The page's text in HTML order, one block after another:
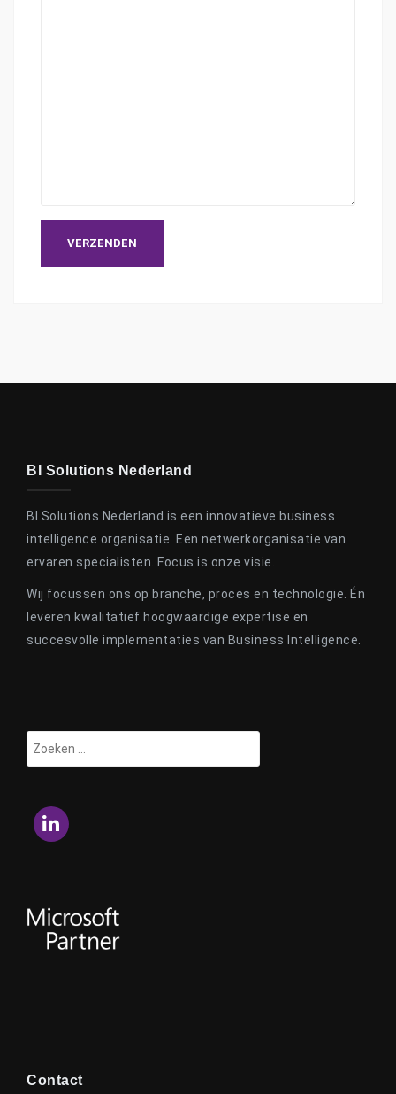
BI Solutions Nederland
BI Solutions Nederland is een innovatieve business
intelligence organisatie. Een netwerkorganisatie van
ervaren specialisten. Focus is onze visie.
Wij focussen ons op branche, proces en technologie. Én
leveren kwalitatief hoogwaardige expertise en
succesvolle implementaties van Business Intelligence.
Zoeken
naar:
LinkedIn
Contact